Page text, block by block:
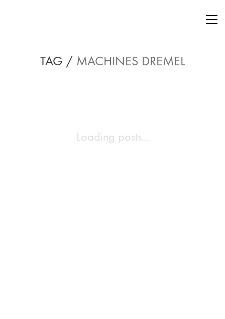
TAG / MACHINES DREMEL
Loading posts...